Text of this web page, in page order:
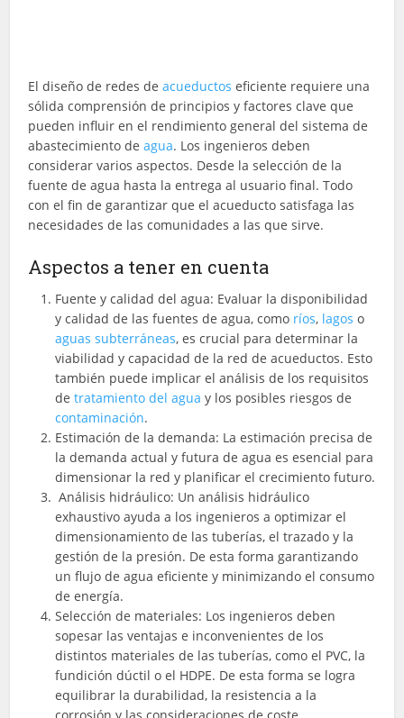
El diseño de redes deacueductos eficiente requiere una
sólida comprensión de principios y factores clave que
pueden influir en el rendimiento general del sistema de
abastecimiento deagua. Los ingenieros deben
considerar varios aspectos. Desde la selección de la
fuente de agua hasta la entrega al usuario final. Todo
con el fin de garantizar que el acueducto satisfaga las
necesidades de las comunidades a las que sirve.
Aspectos a tener en cuenta
Fuente y calidad del agua: Evaluar la disponibilidad
y calidad de las fuentes de agua, como ríos, lagos o
aguas subterráneas, es crucial para determinar la
viabilidad y capacidad de la red de acueductos. Esto
también puede implicar el análisis de los requisitos
detratamiento del agua y los posibles riesgos de
contaminación.
Estimación de la demanda: La estimación precisa de
la demanda actual y futura de agua es esencial para
dimensionar la red y planificar el crecimiento futuro.
Análisis hidráulico: Un análisis hidráulico
exhaustivo ayuda a los ingenieros a optimizar el
dimensionamiento de las tuberías, el trazado y la
gestión de la presión. De esta forma garantizando
un flujo de agua eficiente y minimizando el consumo
de energía.
Selección de materiales: Los ingenieros deben
sopesar las ventajas e inconvenientes de los
distintos materiales de las tuberías, como el PVC, la
fundición dúctil o el HDPE. De esta forma se logra
equilibrar la durabilidad, la resistencia a la